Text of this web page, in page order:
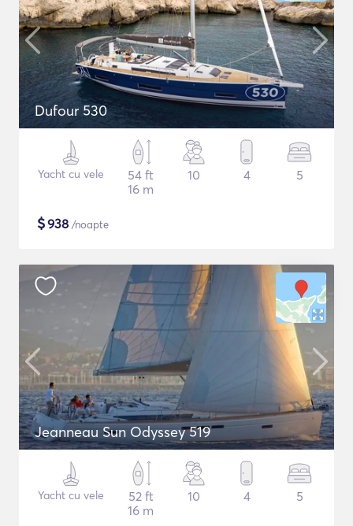
Dufour 530
Yacht cu vele
54 ft
16 m
10 4 5
$938 /noapte
Jeanneau Sun Odyssey 519
Yacht cu vele
52 ft
16 m
10 4 5